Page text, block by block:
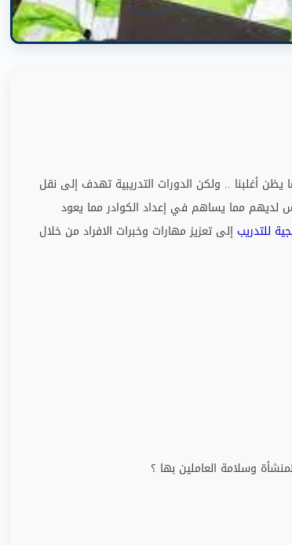
يظن أغلبنا .. ولكن الدورات التدريبية تهدف إلى نقل
لديهم مما يساهم في إعداد الكوادر مما يعود
للتدريب إلى تعزيز مهارات وخبرات الافراد من خلال
وسلامة العاملين بها ؟